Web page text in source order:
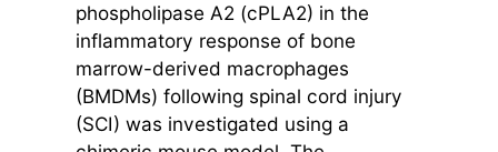
phospholipase A2 (cPLA2) in the
inflammatory response of bone
marrow-derived macrophages
(BMDMs) following spinal cord injury
(SCI) was investigated using a